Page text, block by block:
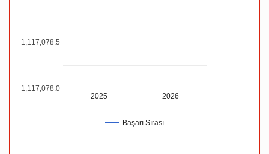
Başarı Sırası
2025 2026
1,117,078.0
1,117,078.5